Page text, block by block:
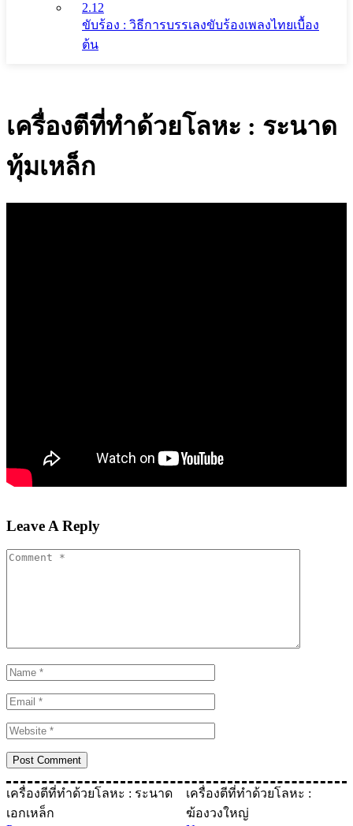
2.12
ขับร้อง : วิธีการบรรเลงขับร้องเพลงไทยเบื้อง
ต้น
เครื่องตีที่ทําด้วยโลหะ : ระนาด
ทุ้มเหล็ก
Leave A Reply
เครื่องตีที่ทําด้วยโลหะ : ระนาด
เอกเหล็ก
เครื่องตีที่ทําด้วยโลหะ :
ฆ้องวงใหญ่